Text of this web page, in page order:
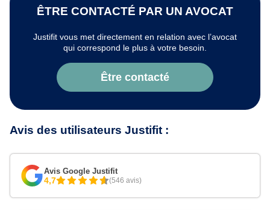
ÊTRE CONTACTÉ PAR UN AVOCAT
Justifit vous met directement en relation avec l’avocat
qui correspond le plus à votre besoin.
Être contacté
Avis des utilisateurs Justifit :
Avis Google Justifit
4,7 (546 avis)